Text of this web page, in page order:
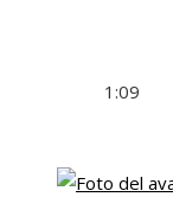
1:09